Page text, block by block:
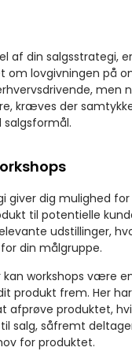
af din salgsstrategi,
lovgivningen på
men
kræves der
giver dig mulighed
til potentielle
udstillinger,
din målgruppe.
kan workshops være
produkt frem. Her
afprøve produktet,
salg, såfremt
for produktet.